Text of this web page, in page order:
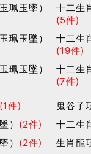
珮玉墜）
十二生
(5件)
珮玉墜）
十二生
(19件)
珮玉墜）
十二生
(7件)
(1件)
鬼谷子
） (2件)
十二生
） (2件)
生肖龍